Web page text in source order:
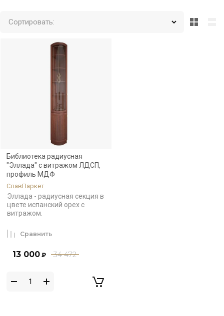
Сортировать:
Библиотека радиусная
"Эллада" с витражом ЛДСП,
профиль МДФ
СлавПаркет
Эллада - радиусная секция в
цвете испанский орех с
витражом.
34 472
13 000 ₽
Сравнить